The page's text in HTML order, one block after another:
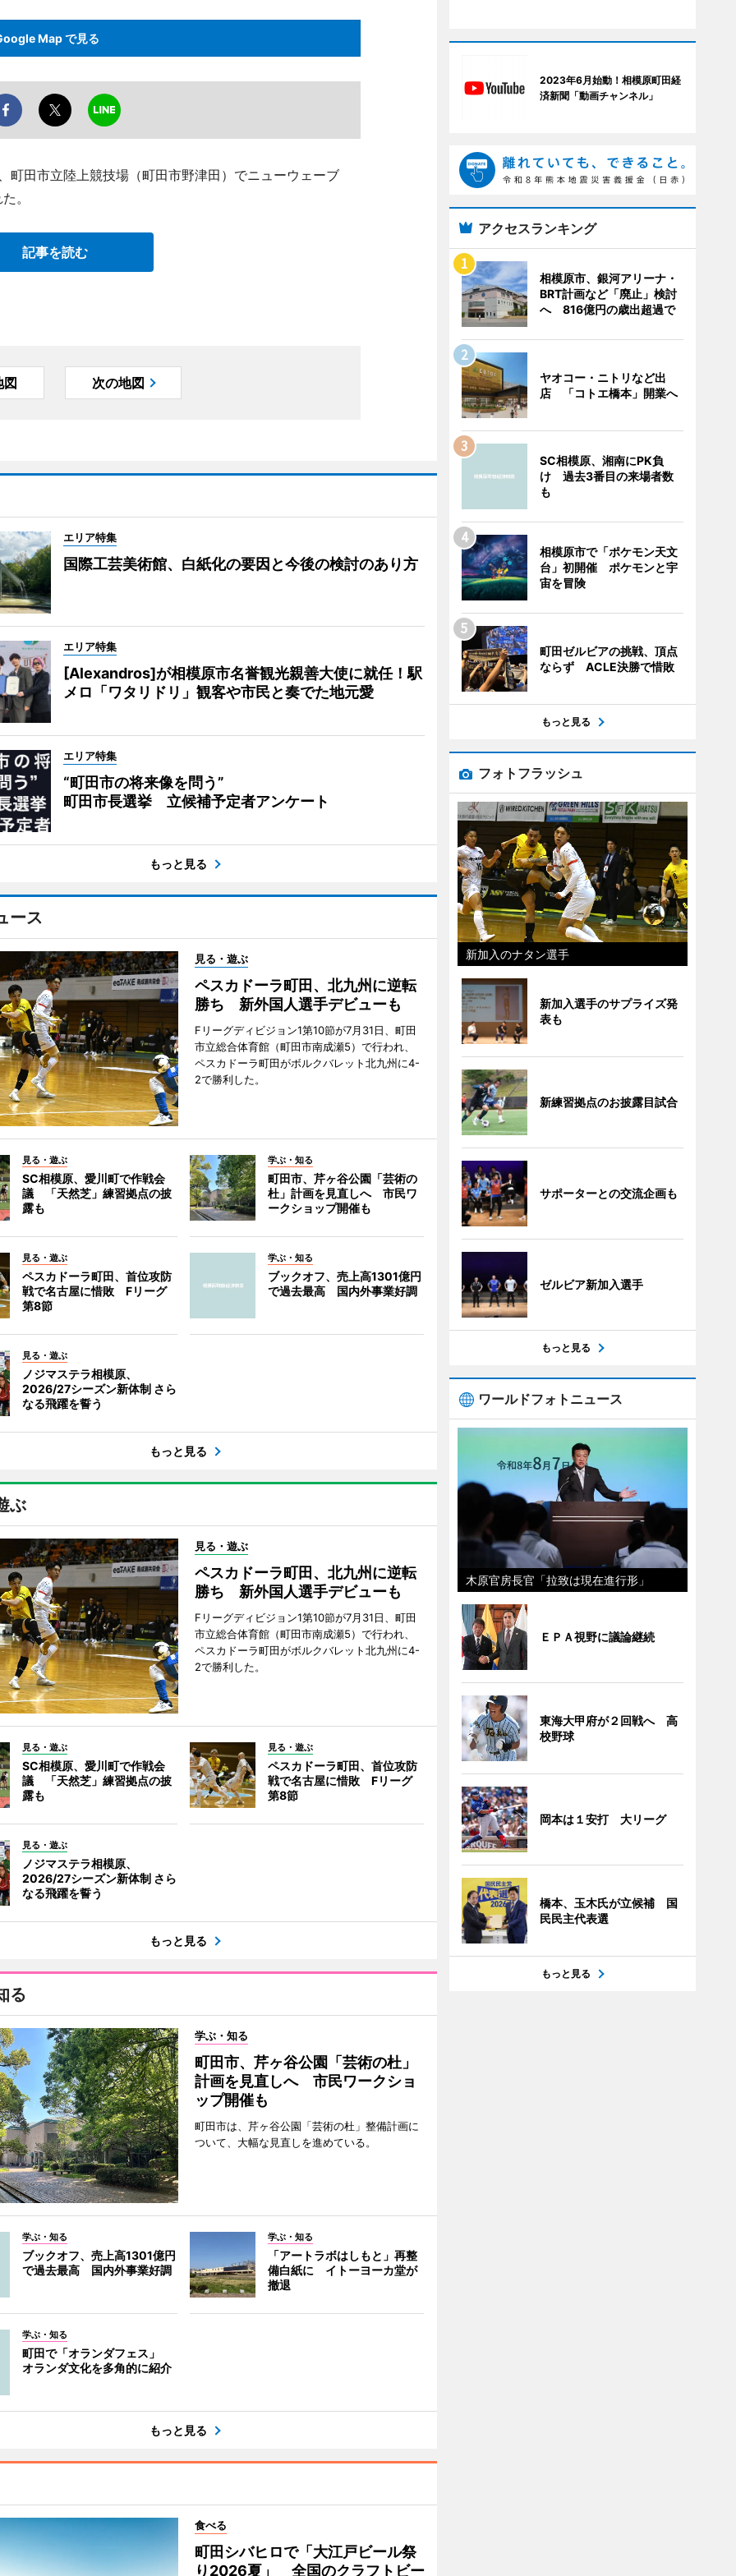
Map で見る
田市立陸上競技場（町田市野津田）でニューウェーブ
。
記事を読む
図 次の地図
エリア特集
国際工芸美術館、白紙化の要因と今後の検討のあり方
エリア特集
[Alexandros]が相模原市名誉観光親善大使に就任！駅
メロ「ワタリドリ」観客や市民と奏でた地元愛
エリア特集
“町田市の将来像を問う”
町田市長選挙 立候補予定者アンケート
もっと見る
ース
見る・遊ぶ
ペスカドーラ町田、北九州に逆転
勝ち 新外国人選手デビューも
Fリーグディビジョン1第10節が7月31日、町田
市立総合体育館（町田市南成瀬5）で行われ、
ペスカドーラ町田がボルクバレット北九州に4-
2で勝利した。
見る・遊ぶ
SC相模原、愛川町で作戦会
議 「天然芝」練習拠点の披
露も
学ぶ・知る
町田市、芹ヶ谷公園「芸術の
杜」計画を見直しへ 市民ワ
ークショップ開催も
見る・遊ぶ
ペスカドーラ町田、首位攻防
戦で名古屋に惜敗 Fリーグ
第8節
学ぶ・知る
ブックオフ、売上高1301億円
で過去最高 国内外事業好調
見る・遊ぶ
ノジマステラ相模原、
2026/27シーズン新体制 さら
なる飛躍を誓う
もっと見る
ぶ
見る・遊ぶ
ペスカドーラ町田、北九州に逆転
勝ち 新外国人選手デビューも
Fリーグディビジョン1第10節が7月31日、町田
市立総合体育館（町田市南成瀬5）で行われ、
ペスカドーラ町田がボルクバレット北九州に4-
2で勝利した。
見る・遊ぶ
SC相模原、愛川町で作戦会
議 「天然芝」練習拠点の披
露も
見る・遊ぶ
ペスカドーラ町田、首位攻防
戦で名古屋に惜敗 Fリーグ
第8節
見る・遊ぶ
ノジマステラ相模原、
2026/27シーズン新体制 さら
なる飛躍を誓う
もっと見る
る
学ぶ・知る
町田市、芹ヶ谷公園「芸術の杜」
計画を見直しへ 市民ワークショ
ップ開催も
町田市は、芹ヶ谷公園「芸術の杜」整備計画に
ついて、大幅な見直しを進めている。
学ぶ・知る
ブックオフ、売上高1301億円
で過去最高 国内外事業好調
学ぶ・知る
「アートラボはしもと」再整
備白紙に イトーヨーカ堂が
撤退
学ぶ・知る
町田で「オランダフェス」
オランダ文化を多角的に紹介
もっと見る
食べる
町田シバヒロで「大江戸ビール祭
り2026夏」 全国のクラフトビー
2023年6月始動！相模原町田経
済新聞「動画チャンネル」
アクセスランキング
相模原市、銀河アリーナ・
BRT計画など「廃止」検討
へ 816億円の歳出超過で
ヤオコー・ニトリなど出
店 「コトエ橋本」開業へ
SC相模原、湘南にPK負
け 過去3番目の来場者数
も
相模原市で「ポケモン天文
台」初開催 ポケモンと宇
宙を冒険
町田ゼルビアの挑戦、頂点
ならず ACLE決勝で惜敗
もっと見る
フォトフラッシュ
新加入のナタン選手
新加入選手のサプライズ発
表も
新練習拠点のお披露目試合
サポーターとの交流企画も
ゼルビア新加入選手
もっと見る
ワールドフォトニュース
木原官房長官「拉致は現在進行形」
ＥＰＡ視野に議論継続
東海大甲府が２回戦へ 高
校野球
岡本は１安打 大リーグ
橋本、玉木氏が立候補 国
民民主代表選
もっと見る